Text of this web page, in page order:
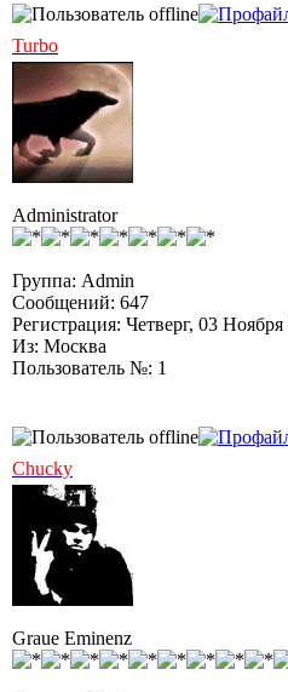
Turbo
Administrator
Группа: Admin
Сообщений: 647
Регистрация: Четверг, 03
Из: Москва
Пользователь №: 1
Chucky
Graue Eminenz